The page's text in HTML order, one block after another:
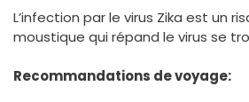
L’infection par le virus Zika est un
moustique qui répand le virus se
Recommandations de voyage: